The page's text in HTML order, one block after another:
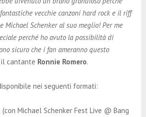
vecchie canzoni hard rock e il riff
Michael Schenker al suo meglio! Per me
perché ho avuto la possibilità di
sicuro che i fan ameranno questo
il cantante Ronnie Romero.
nei seguenti formati:
(con Michael Schenker Fest Live @ Bang